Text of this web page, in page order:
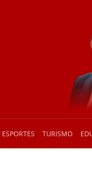
ESPORTES TURISMO